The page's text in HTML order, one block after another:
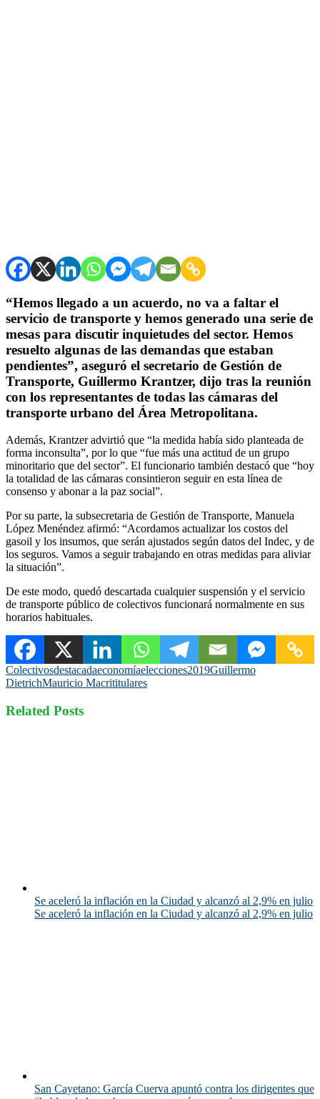
“Hemos llegado a un acuerdo, no va a faltar el
servicio de transporte y hemos generado una serie de
mesas para discutir inquietudes del sector. Hemos
resuelto algunas de las demandas que estaban
pendientes”, aseguró el secretario de Gestión de
Transporte, Guillermo Krantzer, dijo tras la reunión
con los representantes de todas las cámaras del
transporte urbano del Área Metropolitana.
Además, Krantzer advirtió que “la medida había sido planteada de
forma inconsulta”, por lo que “fue más una actitud de un grupo
minoritario que del sector”. El funcionario también destacó que “hoy
la totalidad de las cámaras consintieron seguir en esta línea de
consenso y abonar a la paz social”.
Por su parte, la subsecretaria de Gestión de Transporte, Manuela
López Menéndez afirmó: “Acordamos actualizar los costos del
gasoil y los insumos, que serán ajustados según datos del Indec, y de
los seguros. Vamos a seguir trabajando en otras medidas para aliviar
la situación”.
De este modo, quedó descartada cualquier suspensión y el servicio
de transporte público de colectivos funcionará normalmente en sus
horarios habituales.
Colectivosdestacadaeconomíaelecciones2019Guillermo
DietrichMauricio Macrititulares
Related Posts
Se aceleró la inflación en la Ciudad y alcanzó al 2,9% en julio
Se aceleró la inflación en la Ciudad y alcanzó al 2,9% en julio
San Cayetano: García Cuerva apuntó contra los dirigentes que